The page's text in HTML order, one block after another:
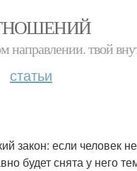
направлении. твой
статьи
закон: если человек
будет снята у него